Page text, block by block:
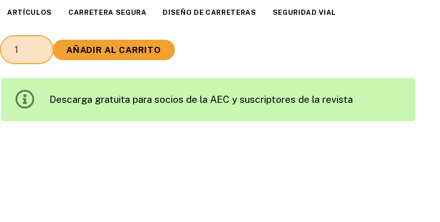
ARTÍCULOS CARRETERA SEGURA DISEÑO DE CARRETERAS SEGURIDAD VIAL
Evaluación
de
Vial
AÑADIR AL CARRITO
Descarga gratuita para socios de la AEC y suscriptores de la revista